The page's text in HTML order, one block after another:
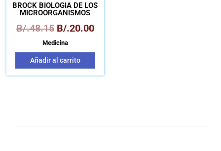
BROCK BIOLOGÍA DE LOS
MICROORGANISMOS
B/.48.15 B/.20.00
Medicina
Añadir al carrito